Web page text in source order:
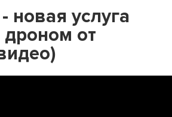
новая услуга
дроном от